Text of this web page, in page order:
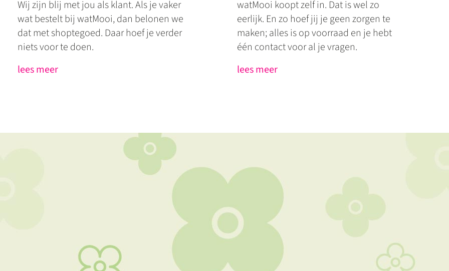
Wij zijn blij met jou als klant. Als je vaker
wat bestelt bij watMooi, dan belonen we
dat met shoptegoed. Daar hoef je verder
niets voor te doen.
lees meer
watMooi koopt zelf in. Dat is wel zo
eerlijk. En zo hoef jij je geen zorgen te
maken; alles is op voorraad en je hebt
één contact voor al je vragen.
lees meer